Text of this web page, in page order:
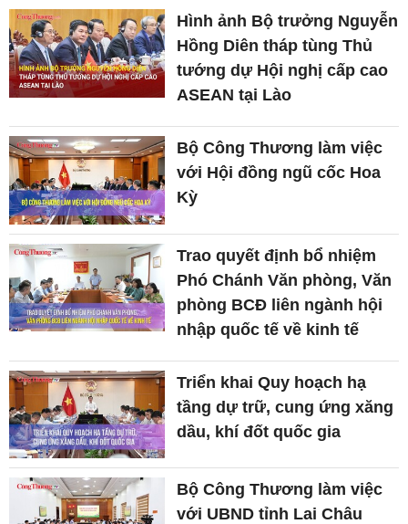
Hình ảnh Bộ trưởng Nguyễn
Hồng Diên tháp tùng Thủ
tướng dự Hội nghị cấp cao
ASEAN tại Lào
Bộ Công Thương làm việc
với Hội đồng ngũ cốc Hoa
Kỳ
Trao quyết định bổ nhiệm
Phó Chánh Văn phòng, Văn
phòng BCĐ liên ngành hội
nhập quốc tế về kinh tế
Triển khai Quy hoạch hạ
tầng dự trữ, cung ứng xăng
dầu, khí đốt quốc gia
Bộ Công Thương làm việc
với UBND tỉnh Lai Châu